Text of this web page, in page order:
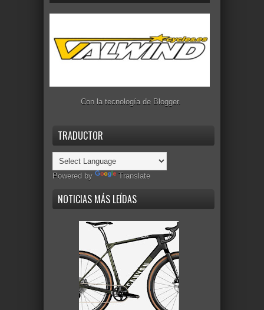
Con la tecnología de Blogger.
TRADUCTOR
Powered by Translate
NOTICIAS MÁS LEÍDAS